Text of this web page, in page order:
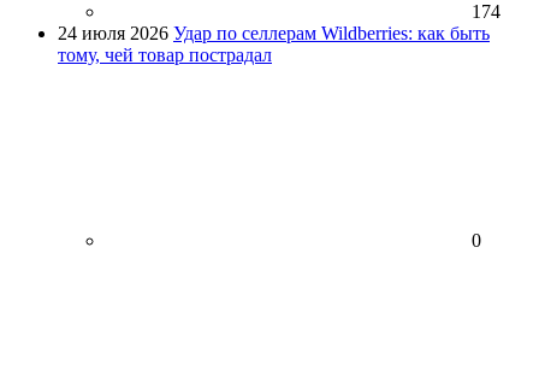
174
24 июля 2026 Удар по селлерам Wildberries: как быть
тому, чей товар пострадал
0